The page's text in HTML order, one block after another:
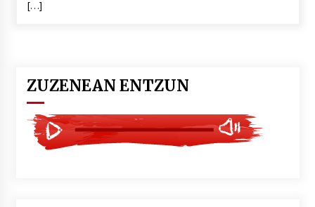
da
2026/07/07
[…]
ZUZENEAN ENTZUN